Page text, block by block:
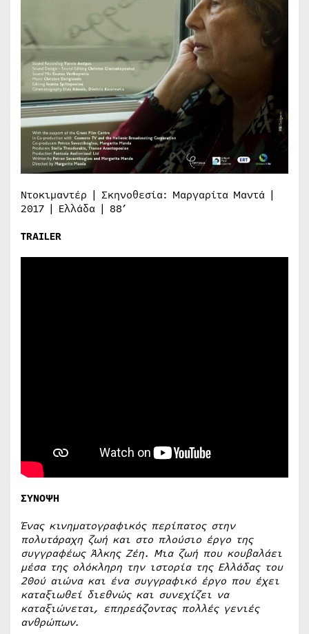
Ντοκιμαντέρ | Σκηνοθεσία: Μαργαρίτα Μαντά |
2017 | Ελλάδα | 88’
TRAILER
ΣΥΝΟΨΗ
Ένας κινηματογραφικός περίπατος στην
πολυτάραχη ζωή και στο πλούσιο έργο της
συγγραφέως Άλκης Ζέη. Μια ζωή που κουβαλάει
μέσα της ολόκληρη την ιστορία της Ελλάδας του
20ού αιώνα και ένα συγγραφικό έργο που έχει
καταξιωθεί διεθνώς και συνεχίζει να
καταξιώνεται, επηρεάζοντας πολλές γενιές
ανθρώπων.